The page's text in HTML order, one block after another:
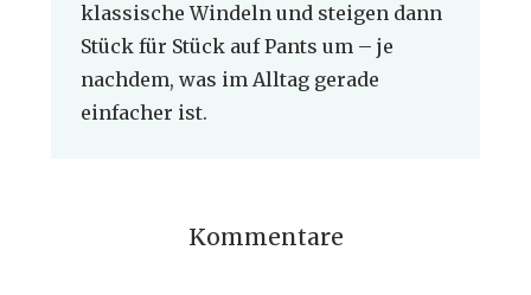
klassische Windeln und steigen dann
Stück für Stück auf Pants um – je
nachdem, was im Alltag gerade
einfacher ist.
Kommentare